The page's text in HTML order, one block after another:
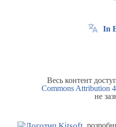
In
Весь контент
Commons Attribution
не